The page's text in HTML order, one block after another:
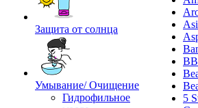
Защита от солнца
Умывание/ Очищение
Гидрофильное
5